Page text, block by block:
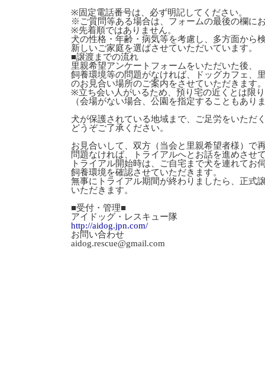
※固定電話番号は、必ず明記してください。
※ご質問等ある場合は、フォームの最後の欄に
※先着順ではありません。
犬の性格・年齢・病気等を考慮し、多方面から
新しいご家庭を選ばさせていただいています。
■譲渡までの流れ
里親希望アンケートフォームをいただいた後、
飼養環境等の問題がなければ、ドッグカフェ、
のお見合い場所のご案内をさせていただきます
※立ち会い人がいるため、預り宅の近くとは限
（会場がない場合、公園を指定することもあり
犬が保護されている地域まで、ご足労をいただ
どうぞご了承ください。
お見合いして、双方（当会と里親希望者様）で
問題なければ、トライアルへとお話を進めさせ
トライアル開始時は、ご自宅まで犬を連れてお
飼養環境を確認させていただきます。
無事にトライアル期間が終わりましたら、正式
いただきます。
■受付・管理■
アイドッグ・レスキュー隊
http://aidog.jpn.com/
お問い合わせ
aidog.rescue@gmail.com